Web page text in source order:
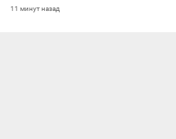
11 минут назад